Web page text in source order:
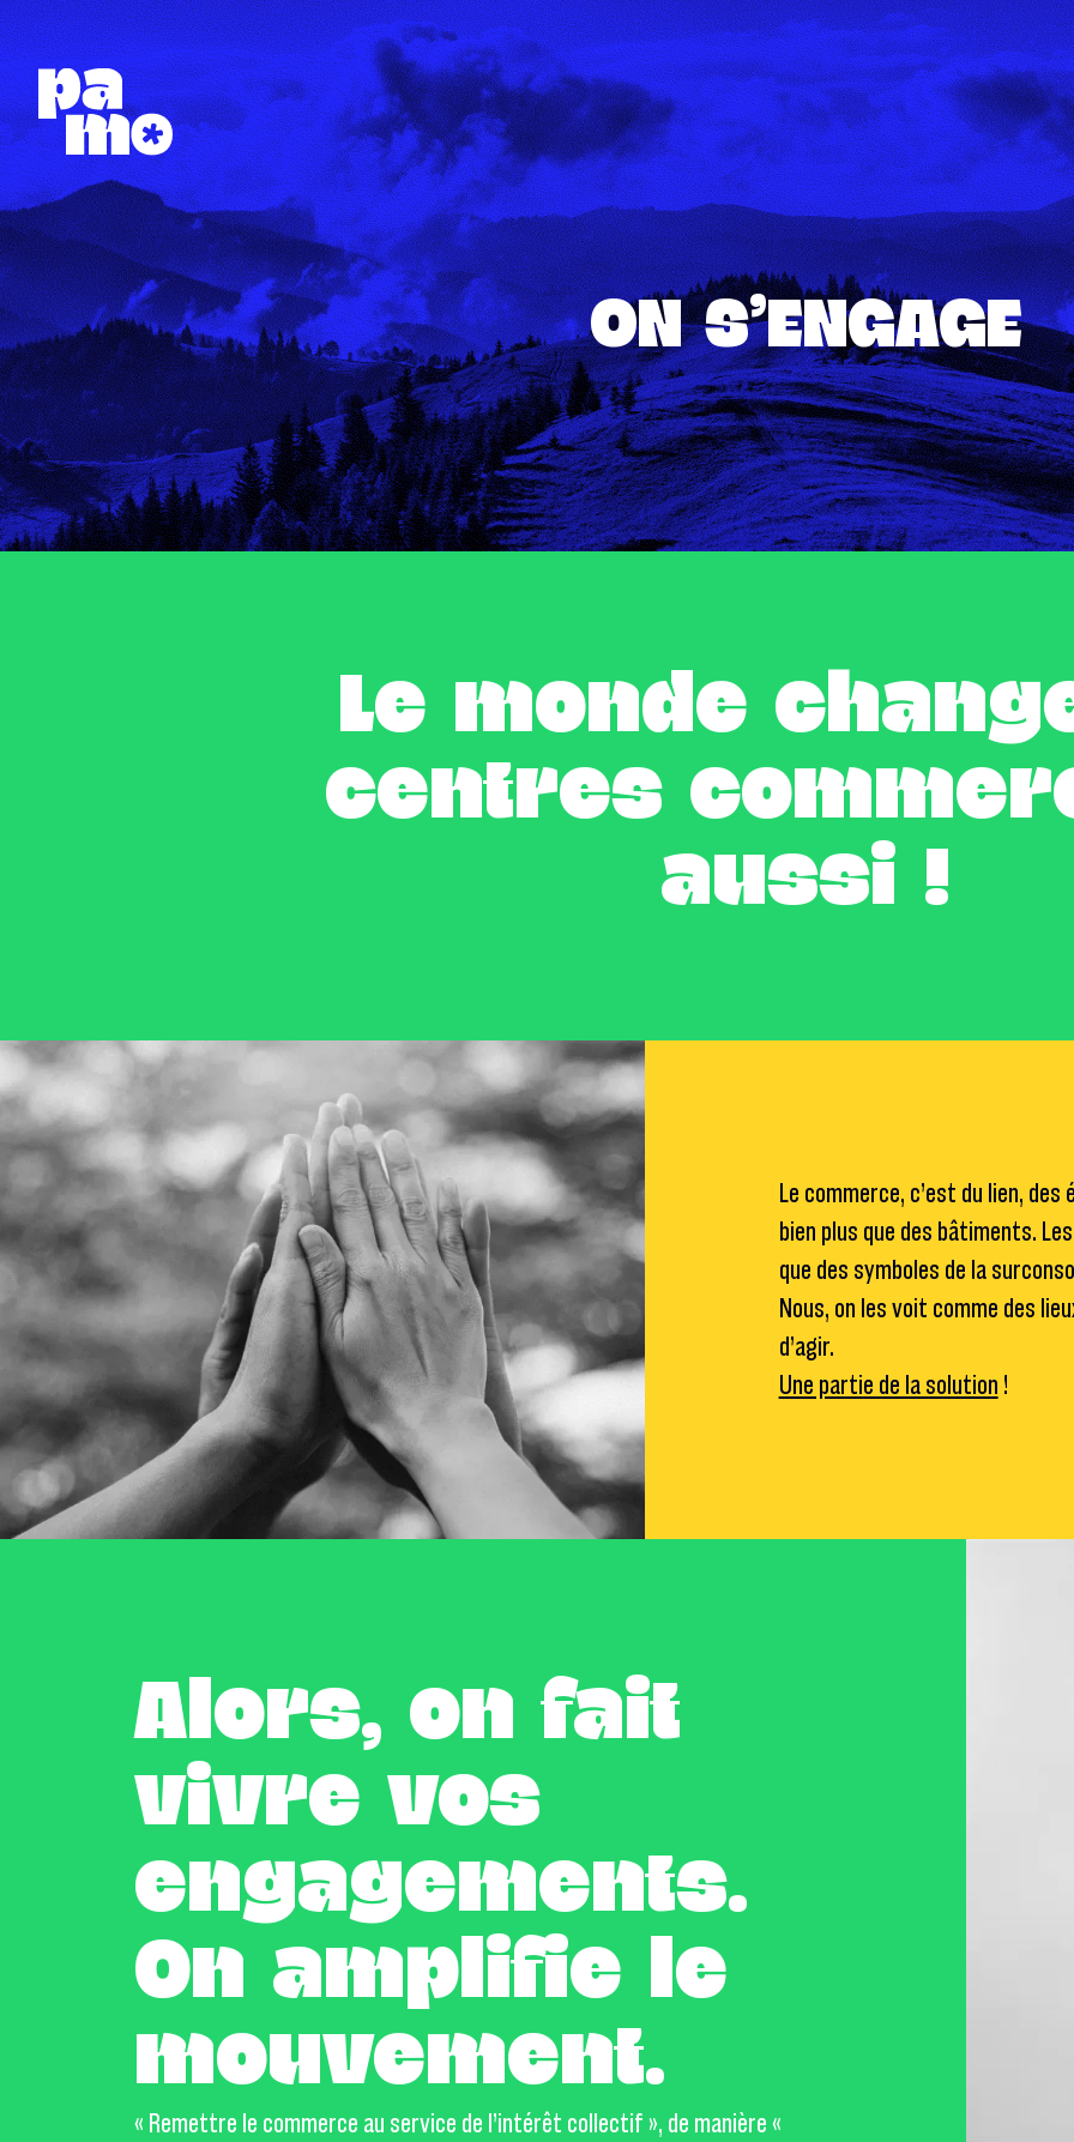
ON S'ENGAGE
Le monde
centres
aussi !
Le commerce, c’est du lien,
bien plus que des bâtiments.
que des symboles de la
Nous, on les voit comme des
d’agir.
Une partie de la solution !
Alors, on fait
vivre vos
engagements.
On amplifie le
mouvement.
« Remettre le commerce au service de l’intérêt collectif », de manière «